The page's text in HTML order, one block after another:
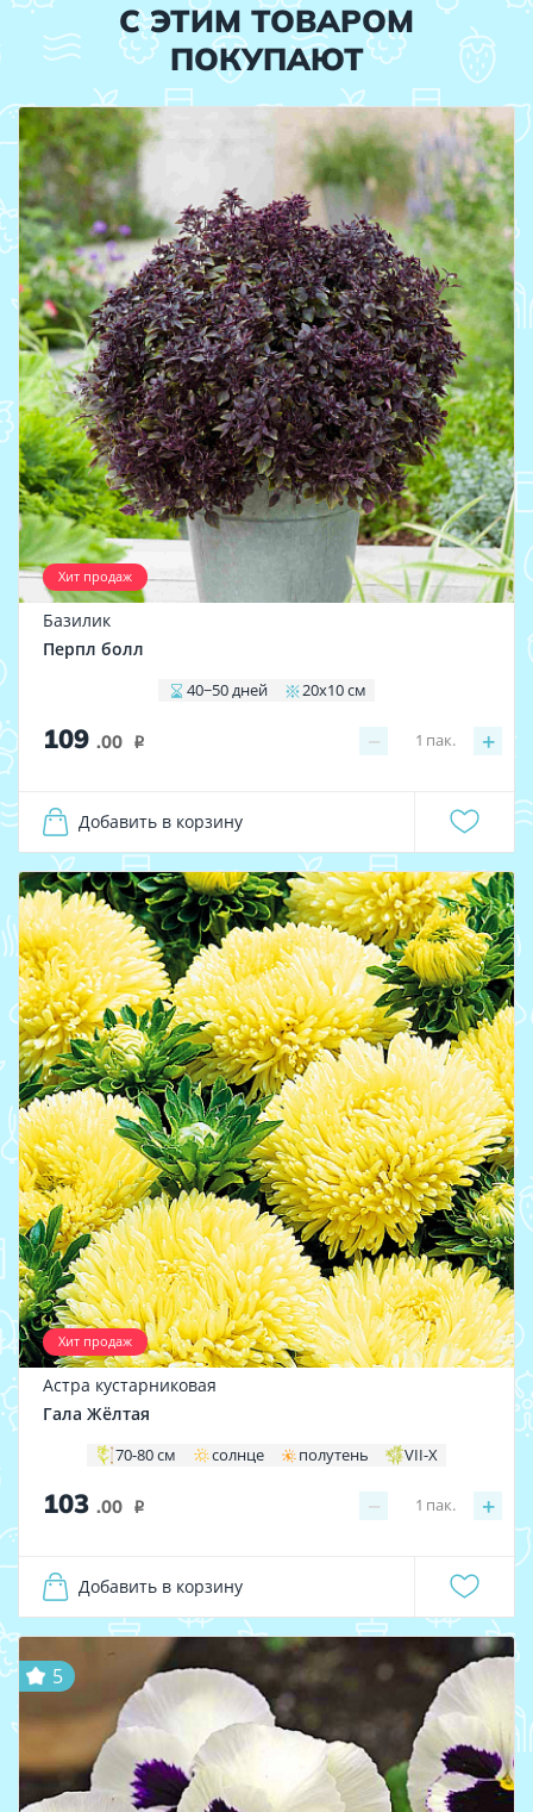
С ЭТИМ ТОВАРОМ
ПОКУПАЮТ
Хит продаж
Базилик
Перпл болл
40−50 дней 20х10 см
109 .00 i − +
1 пак.
Добавить в корзину
Хит продаж
Астра кустарниковая
Гала Жёлтая
70-80 см солнце полутень VII-X
103 .00 i − +
1 пак.
Добавить в корзину
5